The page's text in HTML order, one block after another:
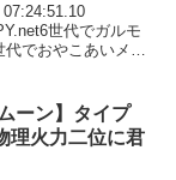
世代でガルモ
でおやこあいメタ
ーン】タイプ
理火力二位に君